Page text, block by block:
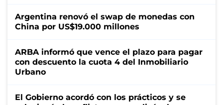
Argentina renovó el swap de monedas con
China por US$19.000 millones
ARBA informó que vence el plazo para pagar
con descuento la cuota 4 del Inmobiliario
Urbano
El Gobierno acordó con los prácticos y se